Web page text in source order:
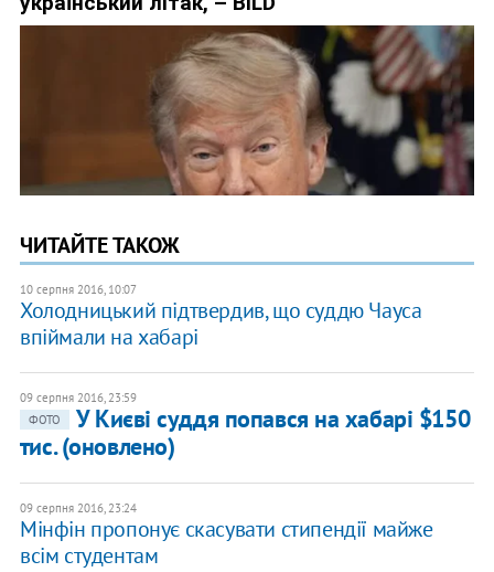
ЧИТАЙТЕ ТАКОЖ
10 серпня 2016, 10:07
Холодницький підтвердив, що суддю Чауса
впіймали на хабарі
09 серпня 2016, 23:59
ФОТО
У Києві суддя попався на хабарі $150
тис. (оновлено)
09 серпня 2016, 23:24
Мінфін пропонує скасувати стипендії майже
всім студентам